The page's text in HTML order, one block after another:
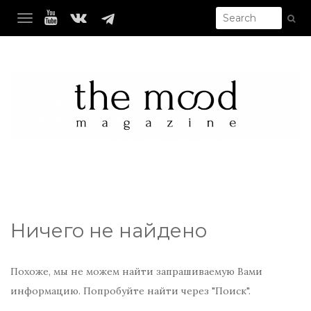
TOGGLE NAVIGATION
Ничего не найдено
Похоже, мы не можем найти запрашиваемую Вами
информацию. Попробуйте найти через "Поиск".